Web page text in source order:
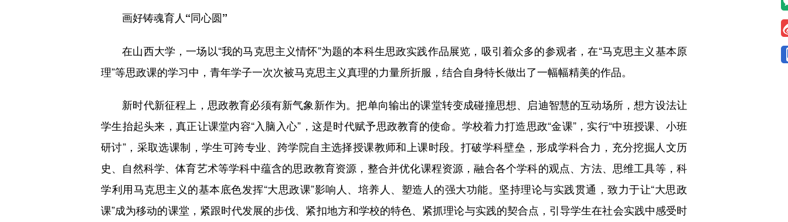
画好铸魂育人“同心圆”
在山西大学，一场以“我的马克思主义情怀”为题的本科生思政实践作品展览，吸引着众多的参观者，在“马克思主义基本原
理”等思政课的学习中，青年学子一次次被马克思主义真理的力量所折服，结合自身特长做出了一幅幅精美的作品。
新时代新征程上，思政教育必须有新气象新作为。把单向输出的课堂转变成碰撞思想、启迪智慧的互动场所，想方设法让
学生抬起头来，真正让课堂内容“入脑入心”，这是时代赋予思政教育的使命。学校着力打造思政“金课”，实行“中班授课、小班
研讨”，采取选课制，学生可跨专业、跨学院自主选择授课教师和上课时段。打破学科壁垒，形成学科合力，充分挖掘人文历
史、自然科学、体育艺术等学科中蕴含的思政教育资源，整合并优化课程资源，融合各个学科的观点、方法、思维工具等，科
学利用马克思主义的基本底色发挥“大思政课”影响人、培养人、塑造人的强大功能。坚持理论与实践贯通，致力于让“大思政
课”成为移动的课堂，紧跟时代发展的步伐、紧扣地方和学校的特色、紧抓理论与实践的契合点，引导学生在社会实践中感受时